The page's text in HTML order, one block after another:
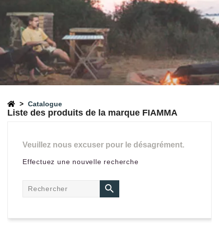
Catalogue
Liste des produits de la marque FIAMMA
Veuillez nous excuser pour le désagrément.
Effectuez une nouvelle recherche
